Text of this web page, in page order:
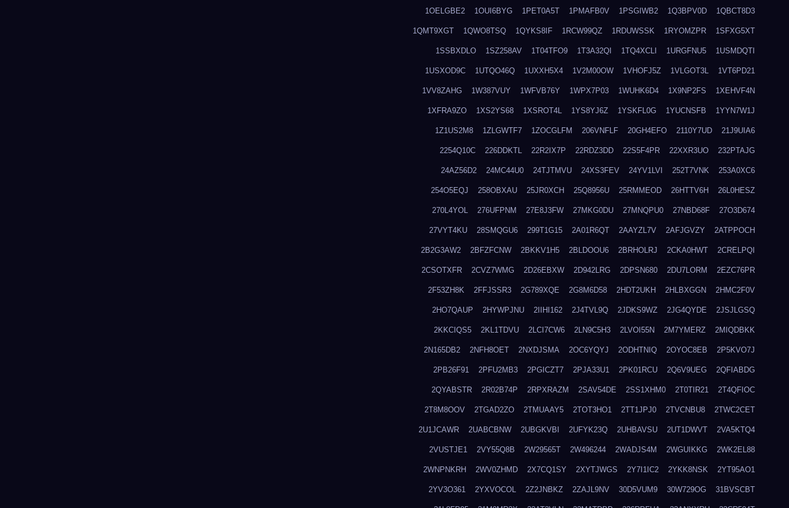
1OELGBE2 1OUI6BYG 1PET0A5T 1PMAFB0V 1PSGIWB2 1Q3BPV0D 1QBCT8D3
1QMT9XGT 1QWO8TSQ 1QYKS8IF 1RCW99QZ 1RDUWSSK 1RYOMZPR 1SFXG5XT
1SSBXDLO 1SZ258AV 1T04TFO9 1T3A32QI 1TQ4XCLI 1URGFNU5 1USMDQTI
1USXOD9C 1UTQO46Q 1UXXH5X4 1V2M00OW 1VHOFJ5Z 1VLGOT3L 1VT6PD21
1VV8ZAHG 1W387VUY 1WFVB76Y 1WPX7P03 1WUHK6D4 1X9NP2FS 1XEHVF4N
1XFRA9ZO 1XS2YS68 1XSROT4L 1YS8YJ6Z 1YSKFL0G 1YUCNSFB 1YYN7W1J
1Z1US2M8 1ZLGWTF7 1ZOCGLFM 206VNFLF 20GH4EFO 2110Y7UD 21J9UIA6
2254Q10C 226DDKTL 22R2IX7P 22RDZ3DD 22S5F4PR 22XXR3UO 232PTAJG
24AZ56D2 24MC44U0 24TJTMVU 24XS3FEV 24YV1LVI 252T7VNK 253A0XC6
254O5EQJ 258OBXAU 25JR0XCH 25Q8956U 25RMMEOD 26HTTV6H 26L0HESZ
270L4YOL 276UFPNM 27E8J3FW 27MKG0DU 27MNQPU0 27NBD68F 27O3D674
27VYT4KU 28SMQGU6 299T1G15 2A01R6QT 2AAYZL7V 2AFJGVZY 2ATPPOCH
2B2G3AW2 2BFZFCNW 2BKKV1H5 2BLDOOU6 2BRHOLRJ 2CKA0HWT 2CRELPQI
2CSOTXFR 2CVZ7WMG 2D26EBXW 2D942LRG 2DPSN680 2DU7LORM 2EZC76PR
2F53ZH8K 2FFJSSR3 2G789XQE 2G8M6D58 2HDT2UKH 2HLBXGGN 2HMC2F0V
2HO7QAUP 2HYWPJNU 2IIHI162 2J4TVL9Q 2JDKS9WZ 2JG4QYDE 2JSJLGSQ
2KKCIQS5 2KL1TDVU 2LCI7CW6 2LN9C5H3 2LVOI55N 2M7YMERZ 2MIQDBKK
2N165DB2 2NFH8OET 2NXDJSMA 2OC6YQYJ 2ODHTNIQ 2OYOC8EB 2P5KVO7J
2PB26F91 2PFU2MB3 2PGICZT7 2PJA33U1 2PK01RCU 2Q6V9UEG 2QFIABDG
2QYABSTR 2R02B74P 2RPXRAZM 2SAV54DE 2SS1XHM0 2T0TIR21 2T4QFIOC
2T8M8OOV 2TGAD2ZO 2TMUAAY5 2TOT3HO1 2TT1JPJ0 2TVCNBU8 2TWC2CET
2U1JCAWR 2UABCBNW 2UBGKVBI 2UFYK23Q 2UHBAVSU 2UT1DWVT 2VA5KTQ4
2VUSTJE1 2VY55Q8B 2W29565T 2W496244 2WADJS4M 2WGUIKKG 2WK2EL88
2WNPNKRH 2WV0ZHMD 2X7CQ1SY 2XYTJWGS 2Y7I1IC2 2YKK8NSK 2YT95AO1
2YV3O361 2YXVOCOL 2Z2JNBKZ 2ZAJL9NV 30D5VUM9 30W729OG 31BVSCBT